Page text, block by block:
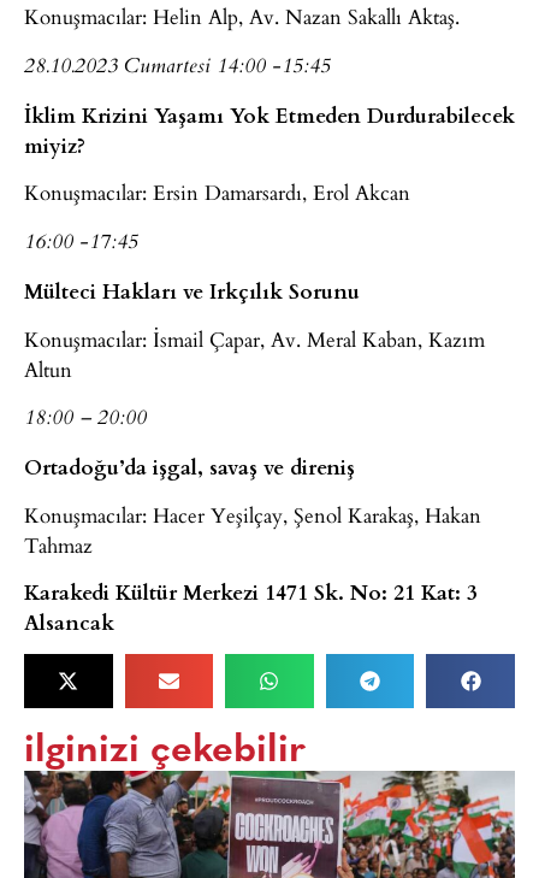
Konuşmacılar: Helin Alp, Av. Nazan Sakallı Aktaş.
28.10.2023 Cumartesi 14:00 -15:45
İklim Krizini Yaşamı Yok Etmeden Durdurabilecek
miyiz?
Konuşmacılar: Ersin Damarsardı, Erol Akcan
16:00 -17:45
Mülteci Hakları ve Irkçılık Sorunu
Konuşmacılar: İsmail Çapar, Av. Meral Kaban, Kazım
Altun
18:00 – 20:00
Ortadoğu’da işgal, savaş ve direniş
Konuşmacılar: Hacer Yeşilçay, Şenol Karakaş, Hakan
Tahmaz
Karakedi Kültür Merkezi 1471 Sk. No: 21 Kat: 3
Alsancak
ilginizi çekebilir